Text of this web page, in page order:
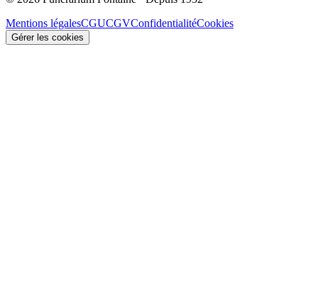
Mentions légalesCGUCGVConfidentialitéCookies
Gérer les cookies